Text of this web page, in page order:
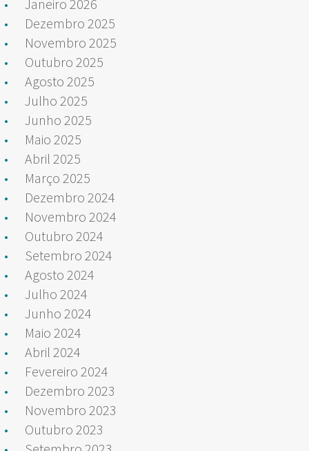
Janeiro 2026
Dezembro 2025
Novembro 2025
Outubro 2025
Agosto 2025
Julho 2025
Junho 2025
Maio 2025
Abril 2025
Março 2025
Dezembro 2024
Novembro 2024
Outubro 2024
Setembro 2024
Agosto 2024
Julho 2024
Junho 2024
Maio 2024
Abril 2024
Fevereiro 2024
Dezembro 2023
Novembro 2023
Outubro 2023